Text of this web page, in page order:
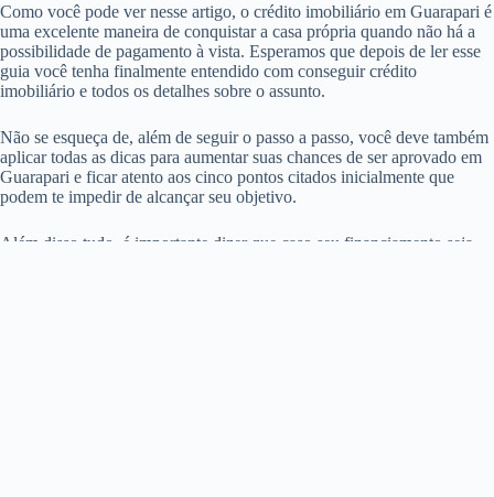
Como você pode ver nesse artigo, o crédito imobiliário em Guarapari é
uma excelente maneira de conquistar a casa própria quando não há a
possibilidade de pagamento à vista. Esperamos que depois de ler esse
guia você tenha finalmente entendido com conseguir crédito
imobiliário e todos os detalhes sobre o assunto.
Não se esqueça de, além de seguir o passo a passo, você deve também
aplicar todas as dicas para aumentar suas chances de ser aprovado em
Guarapari e ficar atento aos cinco pontos citados inicialmente que
podem te impedir de alcançar seu objetivo.
Além disso tudo, é importante dizer que caso seu financiamento seja